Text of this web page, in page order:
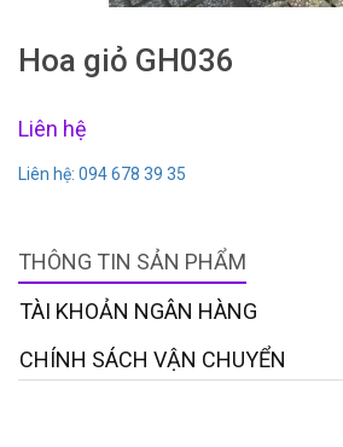
Hoa giỏ GH036
Liên hệ
Liên hệ: 094 678 39 35
THÔNG TIN SẢN PHẨM
TÀI KHOẢN NGÂN HÀNG
CHÍNH SÁCH VẬN CHUYỂN